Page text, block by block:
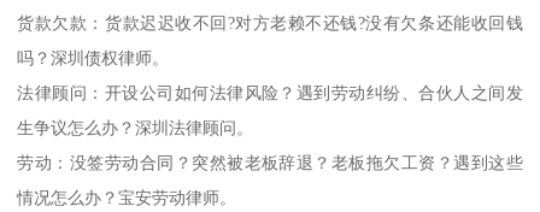
货款欠款：货款迟迟收不回?对方老赖不还钱?没有欠条还能收回钱
吗？深圳债权律师。
法律顾问：开设公司如何法律风险？遇到劳动纠纷、合伙人之间发
生争议怎么办？深圳法律顾问。
劳动：没签劳动合同？突然被老板辞退？老板拖欠工资？遇到这些
情况怎么办？宝安劳动律师。